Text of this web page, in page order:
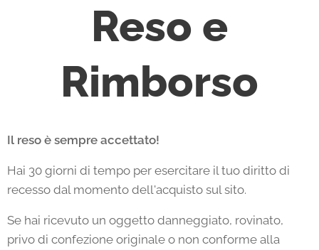
Reso e
Rimborso
Il reso è sempre accettato!
Hai 30 giorni di tempo per esercitare il tuo diritto di
recesso dal momento dell'acquisto sul sito.
Se hai ricevuto un oggetto danneggiato, rovinato,
privo di confezione originale o non conforme alla